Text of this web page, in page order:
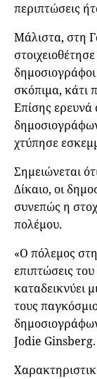
περιπτώσεις
Μάλιστα, στη
σκόπιμα, κάτι
Επίσης ερευνά
χτύπησε
Σημειώνεται
Δίκαιο, οι
συνεπώς η
πολέμου.
«Ο πόλεμος
επιπτώσεις
καταδεικνύει
τους
Jodie Ginsberg.